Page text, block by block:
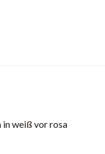
in weiß vor rosa